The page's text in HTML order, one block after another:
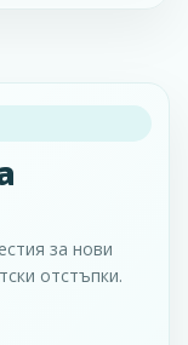
за нови
отстъпки.